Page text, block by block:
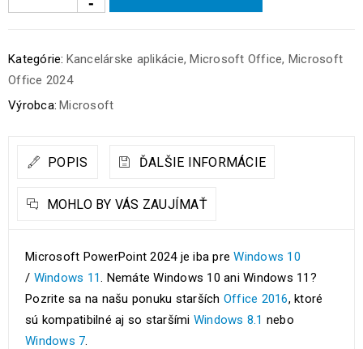
Kategórie: Kancelárske aplikácie,Microsoft Office, Microsoft
Office 2024
Výrobca: Microsoft
POPIS ĎALŠIE INFORMÁCIE
MOHLO BY VÁS ZAUJÍMAŤ
Microsoft PowerPoint 2024 je iba preWindows 10
/ Windows 11. Nemáte Windows 10 ani Windows 11?
Pozrite sa na našu ponuku starších Office 2016, ktoré
sú kompatibilné aj so staršími Windows 8.1 nebo
Windows 7.